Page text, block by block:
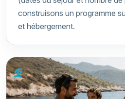
construisons un programme
et hébergement.
2